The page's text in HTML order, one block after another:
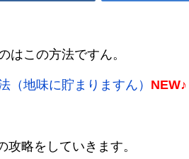
はこの方法ですん。
（地味に貯まりますん） NEW♪
略をしていきます。